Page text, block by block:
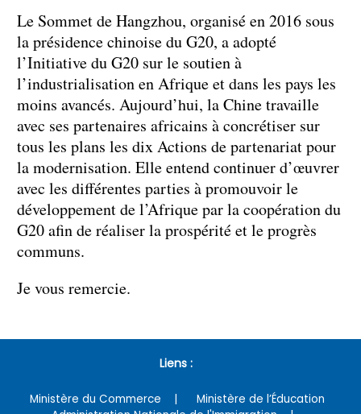
Le Sommet de Hangzhou, organisé en 2016 sous
la présidence chinoise du G20, a adopté
l’Initiative du G20 sur le soutien à
l’industrialisation en Afrique et dans les pays les
moins avancés. Aujourd’hui, la Chine travaille
avec ses partenaires africains à concrétiser sur
tous les plans les dix Actions de partenariat pour
la modernisation. Elle entend continuer d’œuvrer
avec les différentes parties à promouvoir le
développement de l’Afrique par la coopération du
G20 afin de réaliser la prospérité et le progrès
communs.
Je vous remercie.
Liens :
Ministère du Commerce
Ministère de l’Éducation